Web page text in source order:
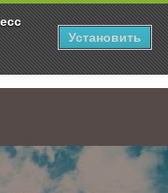
Установить
работы офисов КСЭ в